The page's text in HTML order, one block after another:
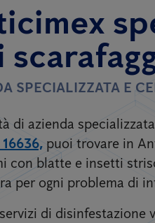
SPECIALIZZATA E
di azienda
puoi trovare in
con blatte e insetti
per ogni problema di
di disinfestazione